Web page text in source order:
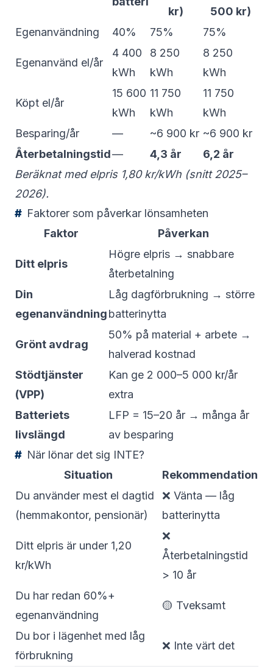
kr)
500 kr)
Egenanvändning
40% 75% 75%
Egenanvänd el/år
4 400
kWh
8 250
kWh
8 250
kWh
Köpt el/år
15 600
kWh
11 750
kWh
11 750
kWh
Besparing/år
— ~6 900 kr ~6 900 kr
Återbetalningstid— 4,3 år
6,2 år
Beräknat med elpris 1,80 kr/kWh (snitt 2025–
2026).
Faktorer som påverkar lönsamheten
Faktor
Påverkan
Ditt elpris
Högre elpris → snabbare
återbetalning
Din
egenanvändning
Låg dagförbrukning → större
batterinytta
Grönt avdrag
50% på material + arbete →
halverad kostnad
Stödtjänster
(VPP)
Kan ge 2 000–5 000 kr/år
extra
Batteriets
livslängd
LFP = 15–20 år → många år
av besparing
När lönar det sig INTE?
Situation
Rekommendation
Du använder mest el dagtid
(hemmakontor, pensionär)
❌ Vänta — låg
batterinytta
Ditt elpris är under 1,20
kr/kWh
❌
Återbetalningstid
> 10 år
Du har redan 60%+
egenanvändning
🟡 Tveksamt
Du bor i lägenhet med låg
förbrukning
❌ Inte värt det